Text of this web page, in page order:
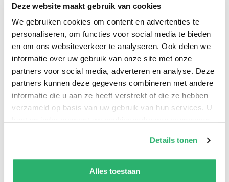
Deze website maakt gebruik van cookies
We gebruiken cookies om content en advertenties te
personaliseren, om functies voor social media te bieden
en om ons websiteverkeer te analyseren. Ook delen we
informatie over uw gebruik van onze site met onze
partners voor social media, adverteren en analyse. Deze
partners kunnen deze gegevens combineren met andere
informatie die u aan ze heeft verstrekt of die ze hebben
verzameld op basis van uw gebruik van hun services. U
kunnen ontvangen en verwerken.
Details tonen
Alles toestaan
gepercipieerd worden. Achtereenvolgens komen afasie,
het locked-in syndroom, doofheid en slechthorendheid,
stotteren, mutisme en dysartrie-anartrie aan bod. Ook
een aantal ‘andere’ spraak- en taalstoornissen zoals
schisis, uitspraak- en stemproblemen komt ter sprake.
Het boek richt zich tot eenieder met interesse voor
spraak-, taal- en/of gehoorproblemen, hetzij
professioneel (logopedisten, psychologen, pedagogen,
artsen, bibliothecarissen…), hetzij als ouder, leerkracht
problemen vertoont of vertoond heeft, vindt er
verhalen van of over lotgenoten. Eric Manders